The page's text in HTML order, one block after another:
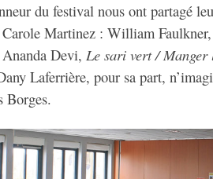
du festival nous ont partagé
Carole Martinez : William Faulkner,
Devi, Le sari vert / Manger
Laferrière, pour sa part,
Borges.